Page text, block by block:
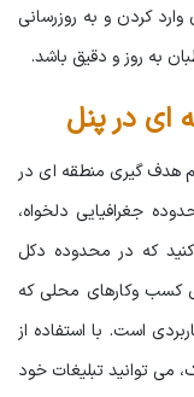
وارد کردن و به روزرسانی
به روز و دقیق باشد.
ای در پنل
هدف گیری منطقه ای در
جغرافیایی دلخواه،
که در محدوده دکل
کسب وکارهای محلی که
است. با استفاده از
می توانید تبلیغات خود